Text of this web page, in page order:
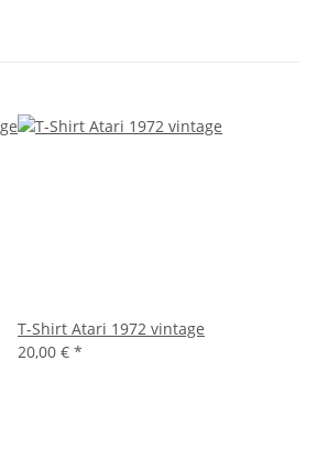
T-Shirt Atari 1972 vintage
20,00 € *